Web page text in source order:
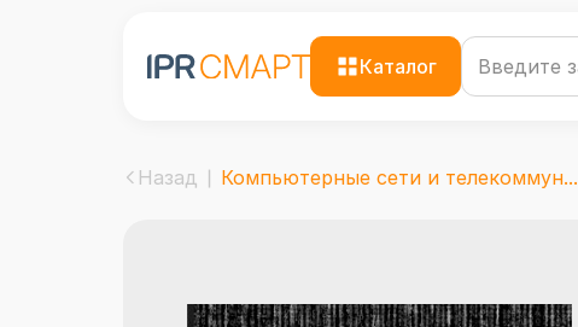
Каталог
Назад Компьютерные сети и телекоммун...